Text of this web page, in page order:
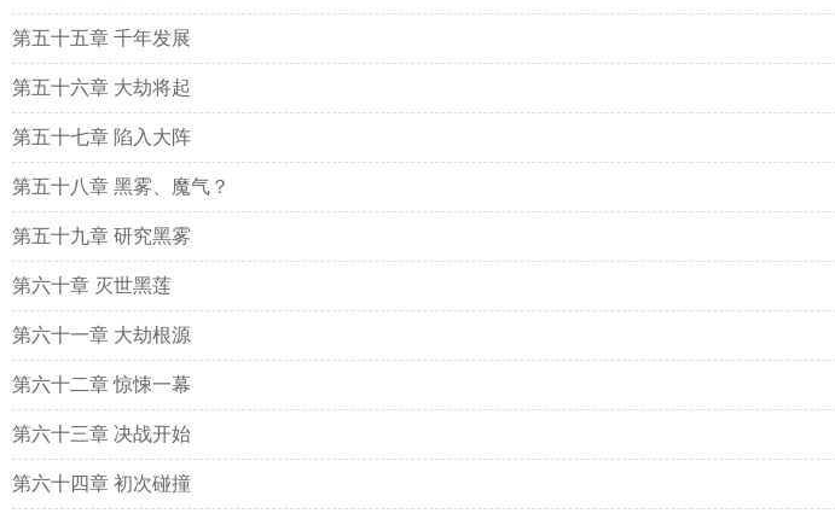
第五十五章 千年发展
第五十六章 大劫将起
第五十七章 陷入大阵
第五十八章 黑雾、魔气？
第五十九章 研究黑雾
第六十章 灭世黑莲
第六十一章 大劫根源
第六十二章 惊悚一幕
第六十三章 决战开始
第六十四章 初次碰撞